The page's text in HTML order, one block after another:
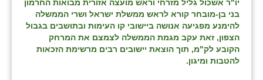
יו"ר אשכול גליל מזרחי וראש מועצה אזורית מבואות החרמון
בני בן-מובחר קורא לראש ממשלת ישראל ושרי הממשלה
להימנע מפגיעה אנושה ביישובי קו העימות ובתושבים בגבול
הצפון, זאת עקב מגמת הממשלה לצמצם את המרחק
הקובע לק"מ, תוך הוצאת יישובים רבים מרשימת הזכאות
להטבות ומיגון.